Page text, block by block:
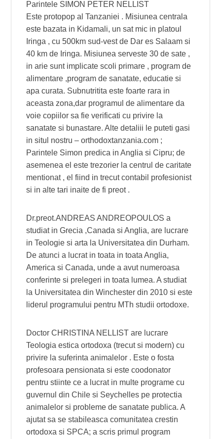
Parintele SIMON PETER NELLIST
Este protopop al Tanzaniei . Misiunea centrala
este bazata in Kidamali, un sat mic in platoul
Iringa , cu 500km sud-vest de Dar es Salaam si
40 km de Iringa. Misiunea serveste 30 de sate ,
in arie sunt implicate scoli primare , program de
alimentare ,program de sanatate, educatie si
apa curata. Subnutritita este foarte rara in
aceasta zona,dar programul de alimentare da
voie copiilor sa fie verificati cu privire la
sanatate si bunastare. Alte detaliii le puteti gasi
in situl nostru – orthodoxtanzania.com ;
Parintele Simon predica in Anglia si Cipru; de
asemenea el este trezorier la centrul de caritate
mentionat , el fiind in trecut contabil profesionist
si in alte tari inaite de fi preot .
Dr.preot.ANDREAS ANDREOPOULOS a
studiat in Grecia ,Canada si Anglia, are lucrare
in Teologie si arta la Universitatea din Durham.
De atunci a lucrat in toata in toata Anglia,
America si Canada, unde a avut numeroasa
conferinte si prelegeri in toata lumea. A studiat
la Universitatea din Winchester din 2010 si este
liderul programului pentru MTh studii ortodoxe.
Doctor CHRISTINA NELLIST are lucrare
Teologia estica ortodoxa (trecut si modern) cu
privire la suferinta animalelor . Este o fosta
profesoara pensionata si este coodonator
pentru stiinte ce a lucrat in multe programe cu
guvernul din Chile si Seychelles pe protectia
animalelor si probleme de sanatate publica. A
ajutat sa se stabileasca comunitatea crestin
ortodoxa si SPCA; a scris primul program